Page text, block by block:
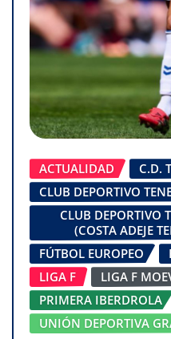
ACTUALIDAD
C.D.
CLUB DEPORTIVO
CLUB DEPORTIVO
(COSTA ADEJE
FÚTBOL EUROPEO
LIGA F
LIGA F
PRIMERA IBERDROLA
UNIÓN DEPORTIVA